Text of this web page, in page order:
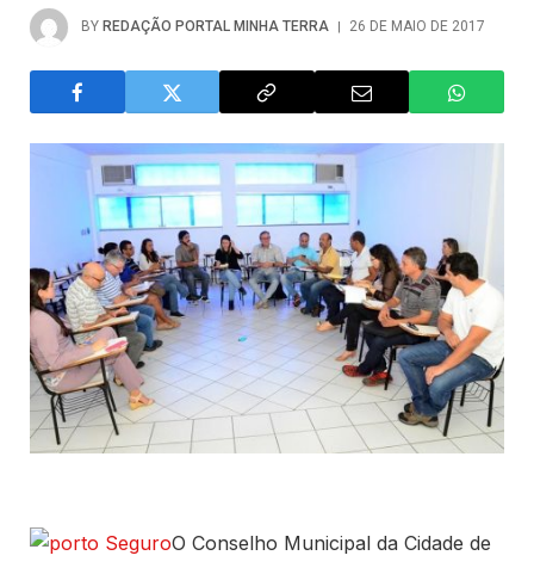
BY REDAÇÃO PORTAL MINHA TERRA 26 DE MAIO DE 2017
O Conselho Municipal da Cidade de